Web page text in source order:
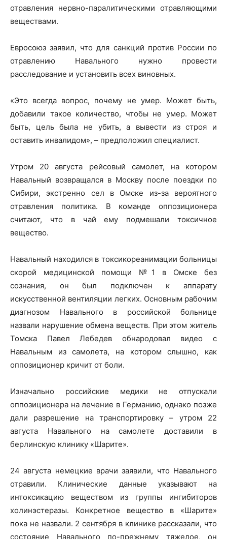
отравления нервно-паралитическими отравляющими
веществами.
Евросоюз заявил, что для санкций против России по
отравлению Навального нужно провести
расследование и установить всех виновных.
«Это всегда вопрос, почему не умер. Может быть,
добавили такое количество, чтобы не умер. Может
быть, цель была не убить, а вывести из строя и
оставить инвалидом», – предположил специалист.
Утром 20 августа рейсовый самолет, на котором
Навальный возвращался в Москву после поездки по
Сибири, экстренно сел в Омске из-за вероятного
отравления политика. В команде оппозиционера
считают, что в чай ему подмешали токсичное
вещество.
Навальный находился в токсикореанимации больницы
скорой медицинской помощи №1 в Омске без
сознания, он был подключен к аппарату
искусственной вентиляции легких. Основным рабочим
диагнозом Навального в российской больнице
назвали нарушение обмена веществ. При этом житель
Томска Павел Лебедев обнародовал видео с
Навальным из самолета, на котором слышно, как
оппозиционер кричит от боли.
Изначально российские медики не отпускали
оппозиционера на лечение в Германию, однако позже
дали разрешение на транспортировку – утром 22
августа Навального на самолете доставили в
берлинскую клинику «Шарите».
24 августа немецкие врачи заявили, что Навального
отравили. Клинические данные указывают на
интоксикацию веществом из группы ингибиторов
холинэстеразы. Конкретное вещество в «Шарите»
пока не назвали. 2 сентября в клинике рассказали, что
состояние Навального по-прежнему тяжелое, он